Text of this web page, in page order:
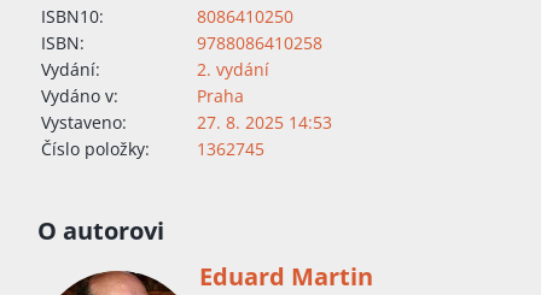
ISBN10:
8086410250
ISBN:
9788086410258
Vydání:
2. vydání
Vydáno v:
Praha
Vystaveno:
27. 8. 2025 14:53
Číslo položky:
1362745
O autorovi
Eduard Martin